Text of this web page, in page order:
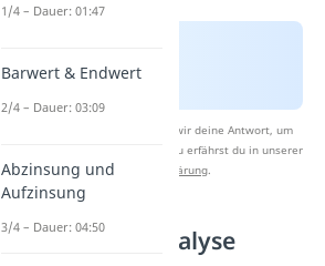
Nach Beantwortung speichern wir deine Antwort, um
Studyflix zu verbessern. Mehr dazu erfährst du in unserer
Datenschutzerklärung.
Fundamentalanalyse
1/4 – Dauer: 01:47
Barwert & Endwert
2/4 – Dauer: 03:09
Abzinsung und
Aufzinsung
3/4 – Dauer: 04:50